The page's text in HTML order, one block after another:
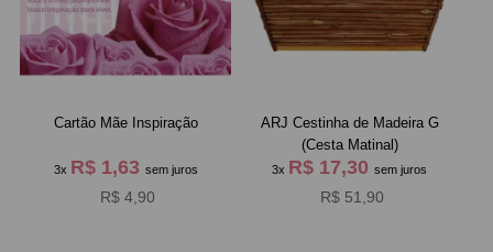
Cartão Mãe Inspiração
3x R$ 1,63 sem juros
R$ 4,90
ARJ Cestinha de Madeira G
(Cesta Matinal)
3x R$ 17,30sem juros
R$ 51,90